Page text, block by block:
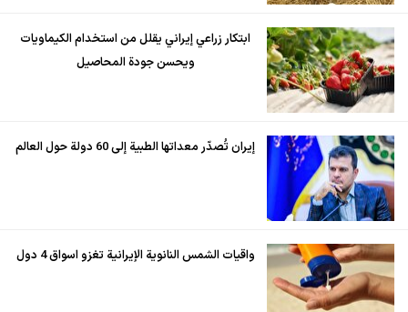
ابتكار زراعي إيراني يقلل من استخدام الكيماويات
ويحسن جودة المحاصيل
إيران تُصدّر معداتها الطبية إلى 60 دولة حول العالم
واقيات الشمس النانوية الإيرانية تغزو اسواق 4 دول